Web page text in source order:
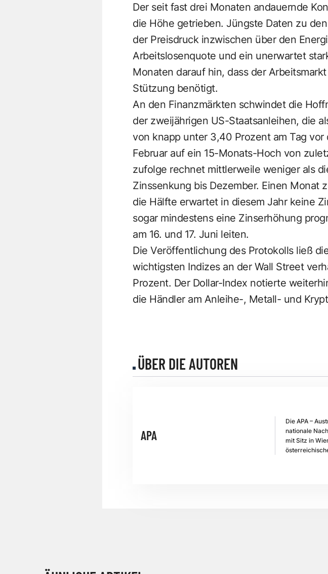
Der seit fast drei Monaten andauernde
die Höhe getrieben. Jüngste Daten zu
der Preisdruck inzwischen über den
Arbeitslosenquote und ein unerwartet
Monaten darauf hin, dass der
Stützung benötigt.
An den Finanzmärkten schwindet die
der zweijährigen US-Staatsanleihen, die
von knapp unter 3,40 Prozent am Tag
Februar auf ein 15-Monats-Hoch von
zufolge rechnet mittlerweile weniger als
Zinssenkung bis Dezember. Einen Monat
die Hälfte erwartet in diesem Jahr keine
sogar mindestens eine Zinserhöhung
am 16. und 17. Juni leiten.
Die Veröffentlichung des Protokolls ließ
wichtigsten Indizes an der Wall Street
Prozent. Der Dollar-Index notierte
die Händler am Anleihe-, Metall- und
ÜBER DIE AUTOREN
APA
Die APA –
nationale
mit Sitz in